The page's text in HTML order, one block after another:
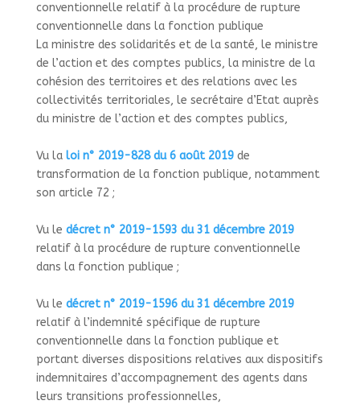
conventionnelle relatif à la procédure de rupture
conventionnelle dans la fonction publique
La ministre des solidarités et de la santé, le ministre
de l’action et des comptes publics, la ministre de la
cohésion des territoires et des relations avec les
collectivités territoriales, le secrétaire d’Etat auprès
du ministre de l’action et des comptes publics,
Vu la loi n° 2019-828 du 6 août 2019de
transformation de la fonction publique, notamment
son article 72 ;
Vu le décret n° 2019-1593 du 31 décembre 2019
relatif à la procédure de rupture conventionnelle
dans la fonction publique ;
Vu le décret n° 2019-1596 du 31 décembre 2019
relatif à l’indemnité spécifique de rupture
conventionnelle dans la fonction publique et
portant diverses dispositions relatives aux dispositifs
indemnitaires d’accompagnement des agents dans
leurs transitions professionnelles,